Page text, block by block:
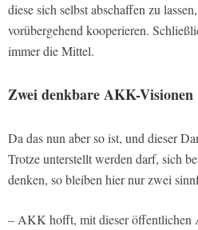
diese sich selbst abschaffen zu
vorübergehend kooperieren.
immer die Mittel.
Zwei denkbare AKK-Visionen
Da das nun aber so ist, und dieser
Trotze unterstellt werden darf, sich
denken, so bleiben hier nur zwei
– AKK hofft, mit dieser öffentlichen